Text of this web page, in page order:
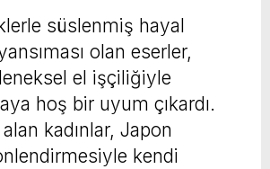
süslenmiş hayal
olan eserler,
el işçiliğiyle
hoş bir uyum çıkardı.
kadınlar, Japon
kendi